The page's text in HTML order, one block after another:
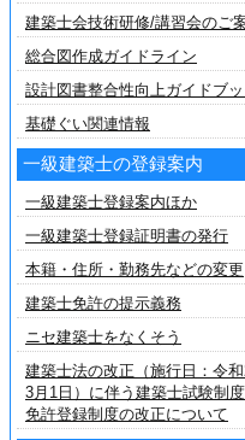
建築士会技術研修/講習会のご
総合図作成ガイドライン
設計図書整合性向上ガイドブッ
基礎ぐい関連情報
一級建築士の登録案内
一級建築士登録案内ほか
一級建築士登録証明書の発行
本籍・住所・勤務先などの変更
建築士免許の提示義務
ニセ建築士をなくそう
建築士法の改正（施行日：令
3月1日）に伴う建築士試験制度
免許登録制度の改正について